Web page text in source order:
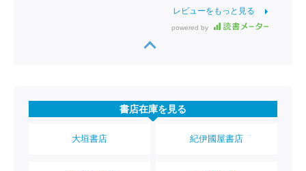
レビューをもっと見る
powered by
書店在庫を見る
大垣書店 紀伊國屋書店